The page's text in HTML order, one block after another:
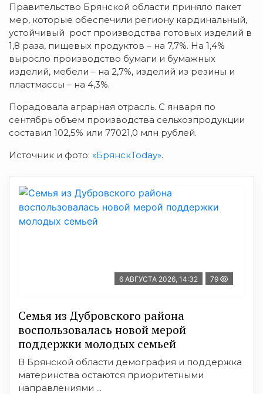
Правительство Брянской области приняло пакет
мер, которые обеспечили региону кардинальный,
устойчивый рост производства готовых изделий в
1,8 раза, пищевых продуктов – на 7,7%. На 1,4%
выросло производство бумаги и бумажных
изделий, мебели – на 2,7%, изделий из резины и
пластмассы – на 4,3%.
Порадовала аграрная отрасль. С января по
сентябрь объем производства сельхозпродукции
составил 102,5% или 77021,0 млн рублей.
Источник и фото: «БрянскToday».
6 АВГУСТА 2026, 14:32 79
Семья из Дубровского района
воспользовалась новой мерой
поддержки молодых семьей
В Брянской области демография и поддержка
материнства остаются приоритетными
направлениями ...